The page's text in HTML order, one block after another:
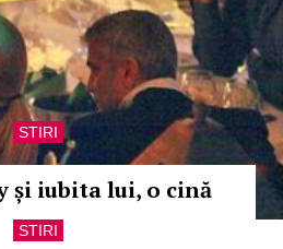
STIRI
și iubita lui, o cină
STIRI